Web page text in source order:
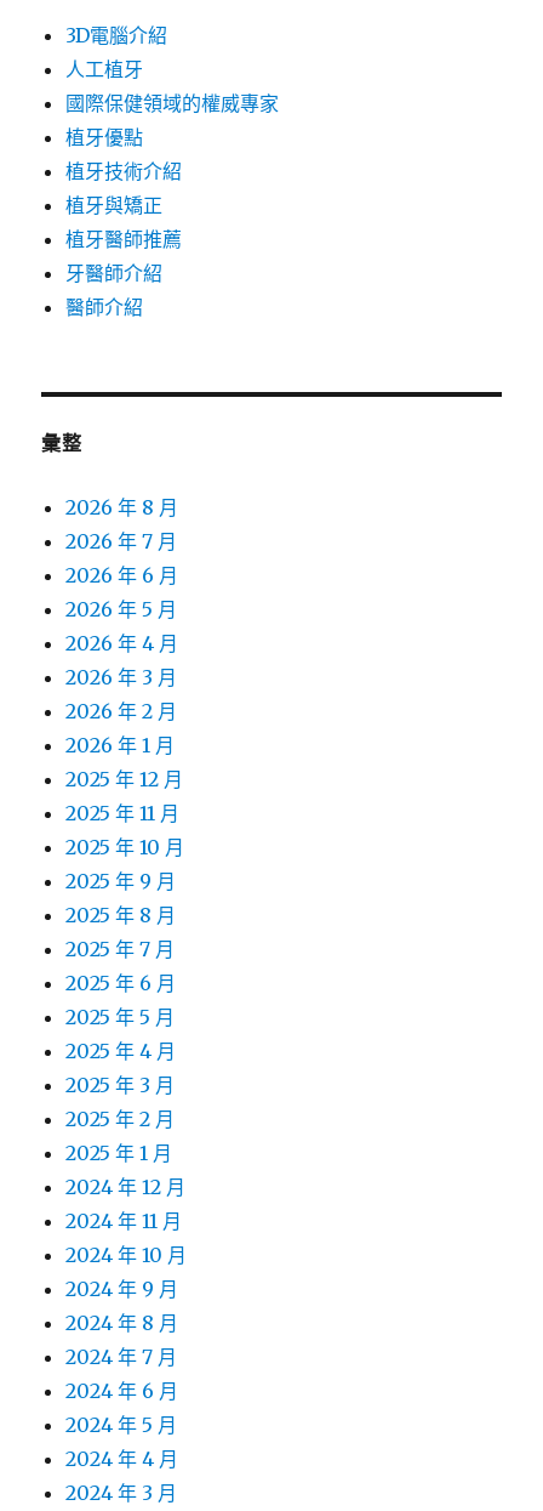
3D電腦介紹
人工植牙
國際保健領域的權威專家
植牙優點
植牙技術介紹
植牙與矯正
植牙醫師推薦
牙醫師介紹
醫師介紹
彙整
2026 年 8 月
2026 年 7 月
2026 年 6 月
2026 年 5 月
2026 年 4 月
2026 年 3 月
2026 年 2 月
2026 年 1 月
2025 年 12 月
2025 年 11 月
2025 年 10 月
2025 年 9 月
2025 年 8 月
2025 年 7 月
2025 年 6 月
2025 年 5 月
2025 年 4 月
2025 年 3 月
2025 年 2 月
2025 年 1 月
2024 年 12 月
2024 年 11 月
2024 年 10 月
2024 年 9 月
2024 年 8 月
2024 年 7 月
2024 年 6 月
2024 年 5 月
2024 年 4 月
2024 年 3 月